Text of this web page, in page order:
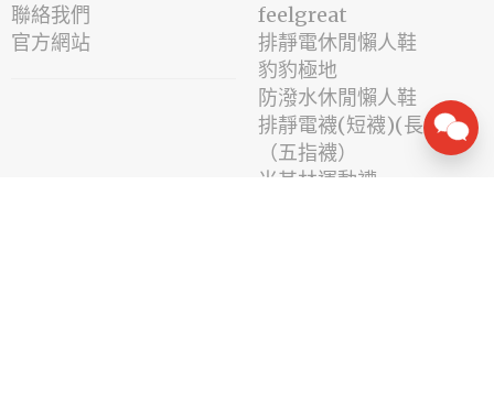
聯絡我們
官方網站
feelgreat
排靜電休閒懶人鞋
豹豹極地
防潑水休閒懶人鞋
排靜電襪(短襪)(長襪)
（五指襪）
米其林運動襪